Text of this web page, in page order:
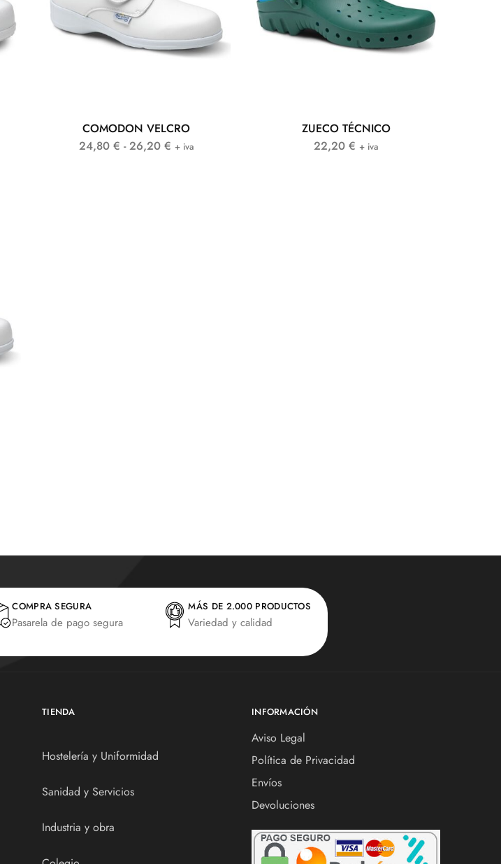
COMODON VELCRO
24,80 € - 26,20 € + iva
ZUECO TÉCNICO
22,20 € + iva
COMPRA SEGURA
Pasarela de pago segura
MÁS DE 2.000 PRODUCTOS
Variedad y calidad
TIENDA
Hostelería y Uniformidad
Sanidad y Servicios
Industria y obra
INFORMACIÓN
Aviso Legal
Política de Privacidad
Envíos
Devoluciones